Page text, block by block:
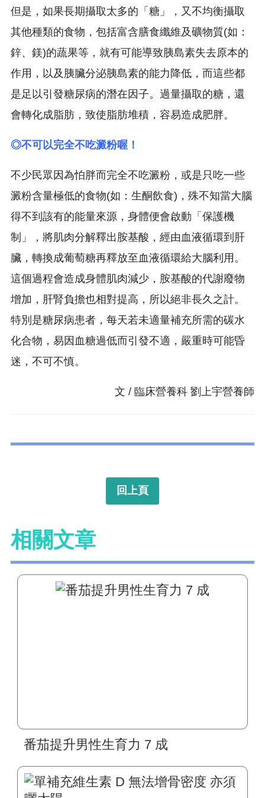
但是，如果長期攝取太多的「糖」，又不均衡攝取
其他種類的食物，包括富含膳食纖維及礦物質(如：
鋅、鎂)的蔬果等，就有可能導致胰島素失去原本的
作用，以及胰臟分泌胰島素的能力降低，而這些都
是足以引發糖尿病的潛在因子。過量攝取的糖，還
會轉化成脂肪，致使脂肪堆積，容易造成肥胖。
◎不可以完全不吃澱粉喔！
不少民眾因為怕胖而完全不吃澱粉，或是只吃一些
澱粉含量極低的食物(如：生酮飲食)，殊不知當大腦
得不到該有的能量來源，身體便會啟動「保護機
制」，將肌肉分解釋出胺基酸，經由血液循環到肝
臟，轉換成葡萄糖再釋放至血液循環給大腦利用。
這個過程會造成身體肌肉減少，胺基酸的代謝廢物
增加，肝腎負擔也相對提高，所以絕非長久之計。
特別是糖尿病患者，每天若未適量補充所需的碳水
化合物，易因血糖過低而引發不適，嚴重時可能昏
迷，不可不慎。
文 / 臨床營養科 劉上宇營養師
回上頁
相關文章
番茄提升男性生育力 7 成